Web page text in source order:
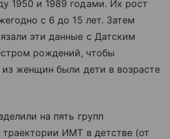
1950 и 1989 годами. Их рост
с 6 до 15 лет. Затем
эти данные с Датским
рождений, чтобы
из женщин были дети в возрасте
на пять групп
траектории ИМТ в детстве (от